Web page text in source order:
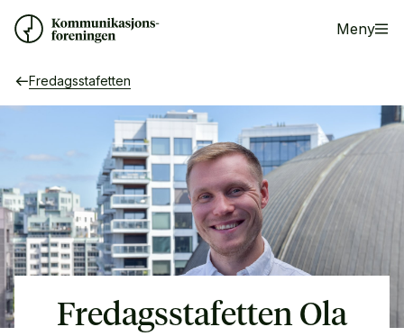
Meny
Fredagsstafetten
Fredagsstafetten Ola